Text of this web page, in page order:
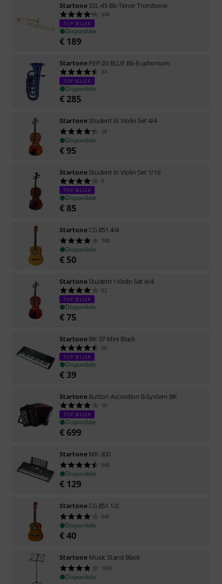
Startone SSL-45 Bb-Tenor Trombone
554
TOP SELLER
Disponibile
€ 189
Startone PEP-20 BLUE Bb-Euphonium
24
TOP SELLER
Disponibile
€ 285
Startone Student III Violin Set 4/4
28
Disponibile
€95
Startone Student III Violin Set 1/16
8
TOP SELLER
Disponibile
€ 85
Startone CG 851 4/4
740
Disponibile
€ 50
Startone Student I Violin Set 4/4
52
TOP SELLER
Disponibile
€75
Startone BK-37 Mini Black
66
TOP SELLER
Disponibile
€ 39
Startone Button Accordion B-System BK
10
TOP SELLER
Disponibile
€ 699
Startone MK-300
568
Disponibile
€ 129
Startone CG 851 1/2
547
Disponibile
€40
Startone Music Stand Black
1665
Disponibile